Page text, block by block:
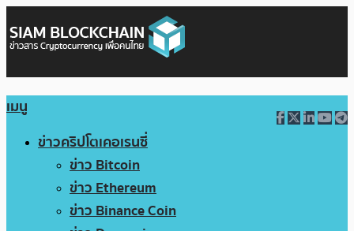
เมนู
ข่าวคริปโตเคอเรนซี่
ข่าว Bitcoin
ข่าว Ethereum
ข่าว Binance Coin